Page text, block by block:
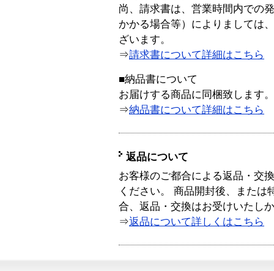
尚、請求書は、営業時間内での
かかる場合等）によりましては
ざいます。
⇒請求書について詳細はこちら
■納品書について
お届けする商品に同梱致します。
⇒納品書について詳細はこちら
返品について
お客様のご都合による返品・交
ください。 商品開封後、または
合、返品・交換はお受けいたし
⇒返品について詳しくはこちら